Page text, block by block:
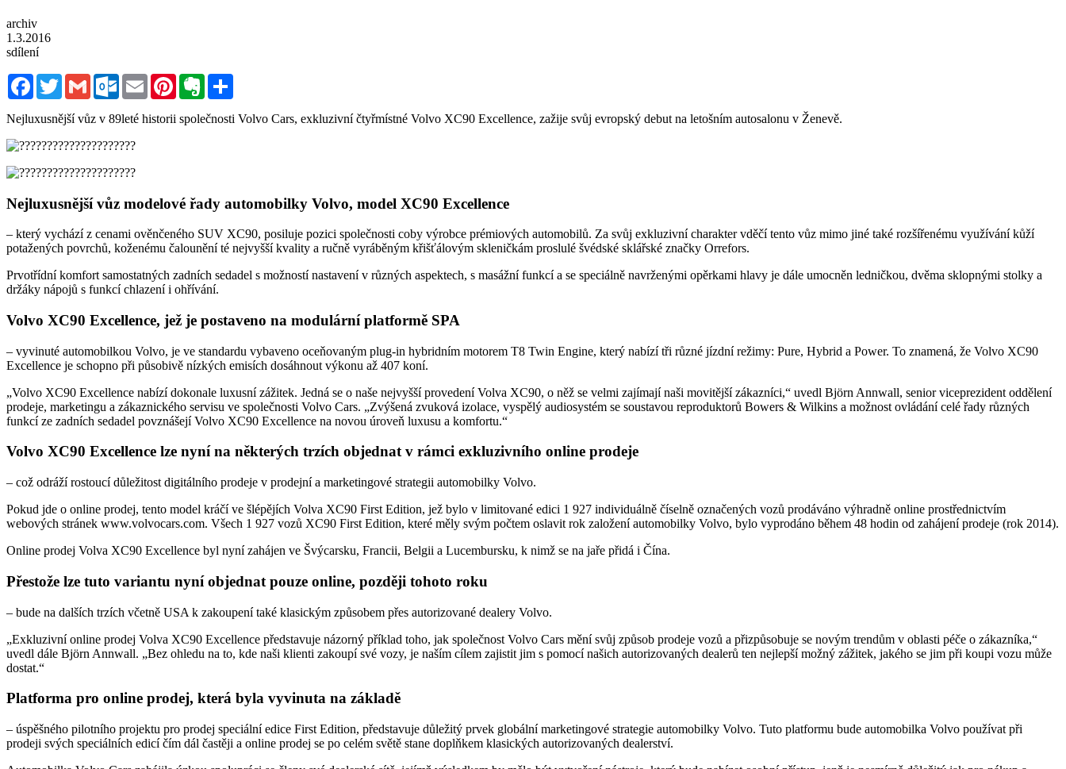
archiv
1.3.2016
sdílení
FacebookTwitterGmail Outlook.com
Email PinterestEvernote
Nejluxusnější vůz v 89leté historii společnosti Volvo Cars, exkluzivní čtyřmístné Volvo XC90 Excellence, zažije svůj evropský debut na letošním autosalonu v Ženevě.
Nejluxusnější vůz modelové řady automobilky Volvo, model XC90 Excellence
– který vychází z cenami ověnčeného SUV XC90, posiluje pozici společnosti coby výrobce prémiových automobilů. Za svůj exkluzivní charakter vděčí tento vůz mimo jiné také rozšířenému využívání kůží
potažených povrchů, koženému čalounění té nejvyšší kvality a ručně vyráběným křišťálovým skleničkám proslulé švédské sklářské značky Orrefors.
Prvotřídní komfort samostatných zadních sedadel s možností nastavení v různých aspektech, s masážní funkcí a se speciálně navrženými opěrkami hlavy je dále umocněn ledničkou, dvěma sklopnými stolky a
držáky nápojů s funkcí chlazení i ohřívání.
Volvo XC90 Excellence, jež je postaveno na modulární platformě SPA
– vyvinuté automobilkou Volvo, je ve standardu vybaveno oceňovaným plug-in hybridním motorem T8 Twin Engine, který nabízí tři různé jízdní režimy: Pure, Hybrid a Power. To znamená, že Volvo XC90
Excellence je schopno při působivě nízkých emisích dosáhnout výkonu až 407 koní.
„Volvo XC90 Excellence nabízí dokonale luxusní zážitek. Jedná se o naše nejvyšší provedení Volva XC90, o něž se velmi zajímají naši movitější zákazníci,“ uvedl Björn Annwall, senior viceprezident oddělení
prodeje, marketingu a zákaznického servisu ve společnosti Volvo Cars. „Zvýšená zvuková izolace, vyspělý audiosystém se soustavou reproduktorů Bowers & Wilkins a možnost ovládání celé řady různých
funkcí ze zadních sedadel povznášejí Volvo XC90 Excellence na novou úroveň luxusu a komfortu.“
Volvo XC90 Excellence lze nyní na některých trzích objednat v rámci exkluzivního online prodeje
– což odráží rostoucí důležitost digitálního prodeje v prodejní a marketingové strategii automobilky Volvo.
Pokud jde o online prodej, tento model kráčí ve šlépějích Volva XC90 First Edition, jež bylo v limitované edici 1 927 individuálně číselně označených vozů prodáváno výhradně online prostřednictvím
webových stránek www.volvocars.com. Všech 1 927 vozů XC90 First Edition, které měly svým počtem oslavit rok založení automobilky Volvo, bylo vyprodáno během 48 hodin od zahájení prodeje (rok 2014).
Online prodej Volva XC90 Excellence byl nyní zahájen ve Švýcarsku, Francii, Belgii a Lucembursku, k nimž se na jaře přidá i Čína.
Přestože lze tuto variantu nyní objednat pouze online, později tohoto roku
– bude na dalších trzích včetně USA k zakoupení také klasickým způsobem přes autorizované dealery Volvo.
„Exkluzivní online prodej Volva XC90 Excellence představuje názorný příklad toho, jak společnost Volvo Cars mění svůj způsob prodeje vozů a přizpůsobuje se novým trendům v oblasti péče o zákazníka,“
uvedl dále Björn Annwall. „Bez ohledu na to, kde naši klienti zakoupí své vozy, je naším cílem zajistit jim s pomocí našich autorizovaných dealerů ten nejlepší možný zážitek, jakého se jim při koupi vozu může
dostat.“
Platforma pro online prodej, která byla vyvinuta na základě
– úspěšného pilotního projektu pro prodej speciální edice First Edition, představuje důležitý prvek globální marketingové strategie automobilky Volvo. Tuto platformu bude automobilka Volvo používat při
prodeji svých speciálních edicí čím dál častěji a online prodej se po celém světě stane doplňkem klasických autorizovaných dealerství.